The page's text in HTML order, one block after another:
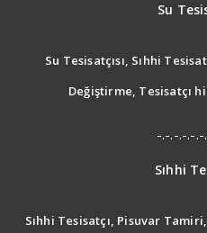
Su
Su Tesisatçısı, Sıhhi
Değiştirme, Tesisatçı
-.-.-.-.-
Sıhhi
Sıhhi Tesisatçı, Pisuvar